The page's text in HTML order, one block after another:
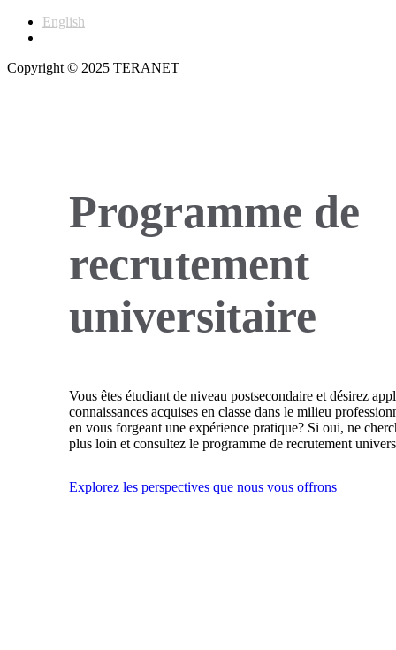
English
Copyright © 2025 TERANET
Programme de
recrutement
universitaire
Vous êtes étudiant de niveau postsecondaire et désirez
connaissances acquises en classe dans le milieu
en vous forgeant une expérience pratique? Si oui, ne
plus loin et consultez le programme de recrutement
Explorez les perspectives que nous vous offrons